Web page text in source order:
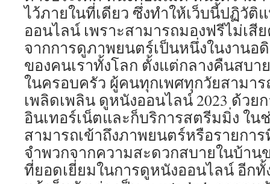
ไว้ภายในที่เดียว ซึ่งทำให้เว็บนี้ปฏิวัติ
ออนไลน์ เพราะสามารถมองฟรีไม่เสี
จากการดูภาพยนตร์เป็นหนึ่งในงานอ
ของคนเราทั้งโลก ตั้งแต่กลางคืนสบา
ในครอบครัว ผู้คนทุกเพศทุกวัยสามา
เพลิดเพลิน ดูหนังออนไลน์ 2023 ด้วย
อินเทอร์เน็ตและก็บริการสตรีมมิ่ง ใน
สามารถเข้าถึงภาพยนตร์หรือรายกา
จำพวกจากความสะดวกสบายในบ้า
ที่ยอดเยี่ยมในการดูหนังออนไลน์ อีก